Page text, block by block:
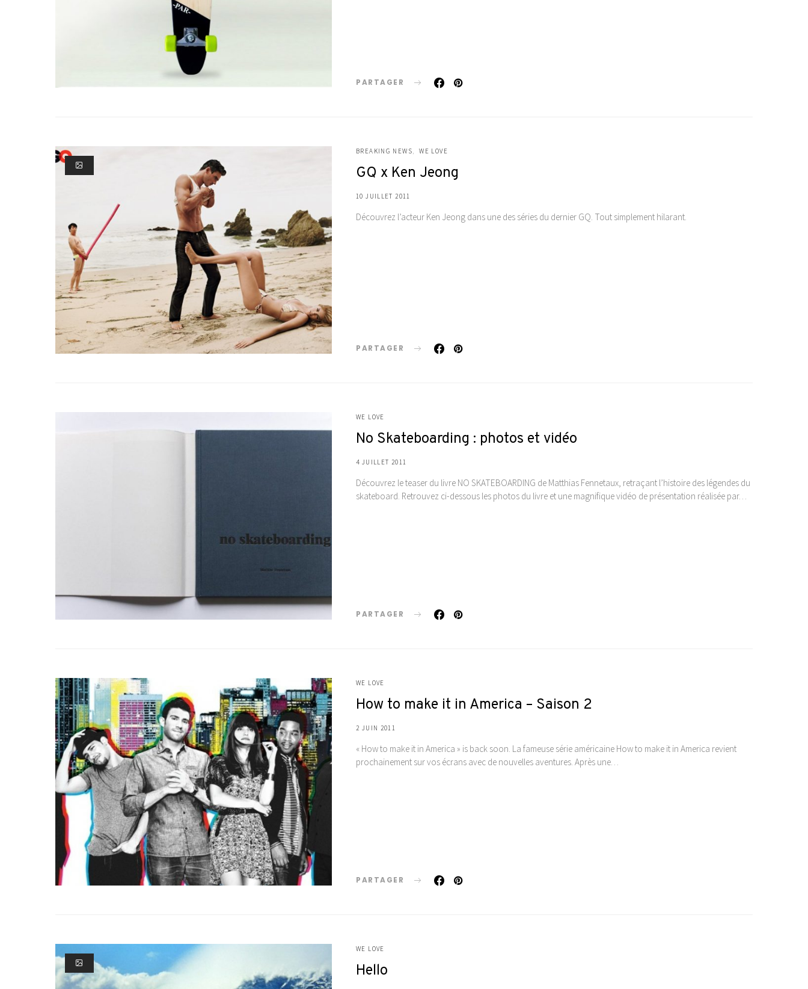
PARTAGER
BREAKING NEWS WE LOVE
GQ x Ken Jeong
10 JUILLET 2011
Découvrez l’acteur Ken Jeong dans une des séries du dernier GQ. Tout simplement hilarant.
PARTAGER
WE LOVE
No Skateboarding : photos et vidéo
4 JUILLET 2011
Découvrez le teaser du livre NO SKATEBOARDING de Matthias Fennetaux, retraçant l’histoire des légendes du
skateboard. Retrouvez ci-dessous les photos du livre et une magnifique vidéo de présentation réalisée par…
PARTAGER
WE LOVE
How to make it in America – Saison 2
2 JUIN 2011
« How to make it in America » is back soon. La fameuse série américaine How to make it in America revient
prochainement sur vos écrans avec de nouvelles aventures. Après une…
PARTAGER
WE LOVE
Hello